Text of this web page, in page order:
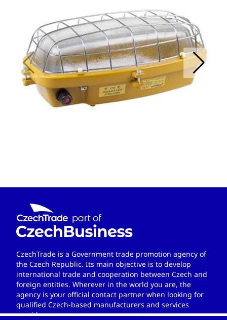
CzechTrade is a Government trade promotion agency of
the Czech Republic. Its main objective is to develop
international trade and cooperation between Czech and
foreign entities. Wherever in the world you are, the
agency is your official contact partner when looking for
qualified Czech-based manufacturers and services
providers.